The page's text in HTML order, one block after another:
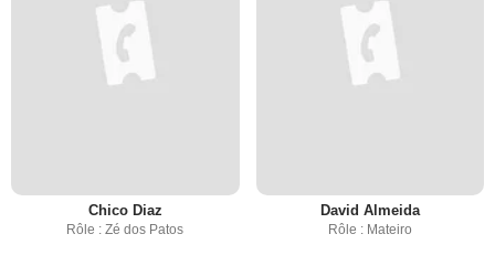
Chico Diaz
Rôle : Zé dos Patos
David Almeida
Rôle : Mateiro